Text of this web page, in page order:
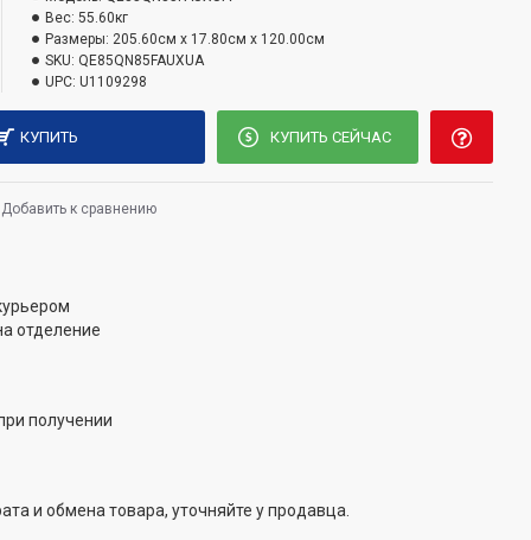
Вес: 55.60кг
Размеры: 205.60см x 17.80см x 120.00см
SKU: QE85QN85FAUXUA
UPC: U1109298
КУПИТЬ КУПИТЬ СЕЙЧАС
Добавить к сравнению
отделение
получении
и обмена товара, уточняйте у продавца.